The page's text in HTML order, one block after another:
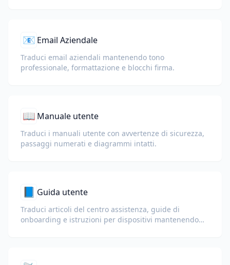
📧 Email Aziendale
Traduci email aziendali mantenendo tono
professionale, formattazione e blocchi firma.
📖 Manuale utente
Traduci i manuali utente con avvertenze di sicurezza,
passaggi numerati e diagrammi intatti.
📘 Guida utente
Traduci articoli del centro assistenza, guide di
onboarding e istruzioni per dispositivi mantenendo